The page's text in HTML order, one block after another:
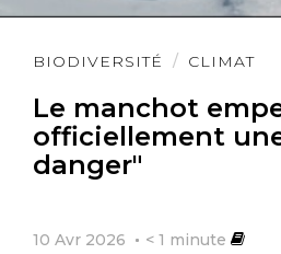
BIODIVERSITÉ CLIMAT
Le manchot
officiellement
danger"
10 Avr 2026 < 1 minute
Lire